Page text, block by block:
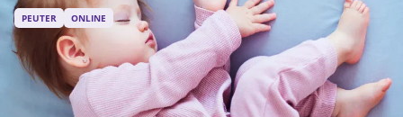
PEUTER ONLINE